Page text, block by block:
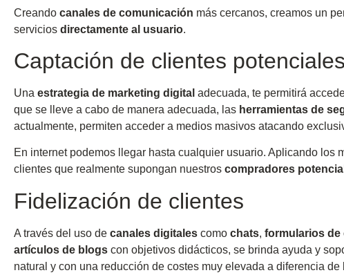
Creando canales de comunicación más cercanos, creamos un
servicios directamente al usuario.
Captación de clientes potenciales
Una estrategia de marketing digital adecuada, te permitirá
que se lleve a cabo de manera adecuada, las herramientas de
actualmente, permiten acceder a medios masivos atacando
En internet podemos llegar hasta cualquier usuario. Aplicando los
clientes que realmente supongan nuestros compradores
Fidelización de clientes
A través del uso de canales digitales como chats, formularios de
artículos de blogs con objetivos didácticos, se brinda ayuda y
natural y con una reducción de costes muy elevada a diferencia de